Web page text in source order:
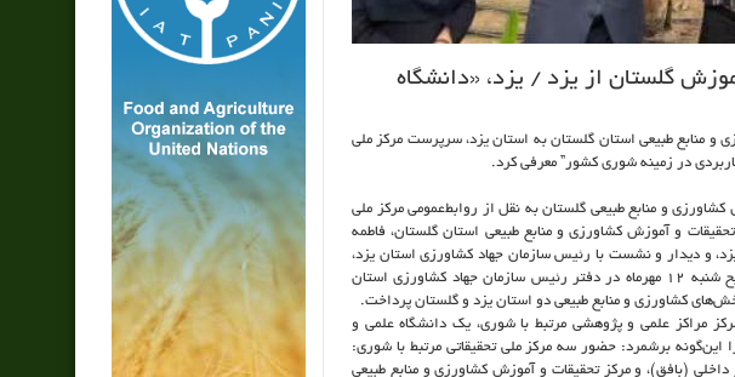
گلستان از یزد / یزد، «دانشگاه
منابع طبیعی استان گلستان به استان یزد، سرپرست مرکز ملی
در زمینه شوری کشور” معرفی کرد.
و منابع طبیعی گلستان به نقل از روابط‌عمومی مرکز ملی
و آموزش کشاورزی و منابع طبیعی استان گلستان، فاطمه
و دیدار و نشست با رئیس سازمان جهاد کشاورزی استان یزد،
محمدحسن رحیمیان سرپرست مرکز ملی تحقیقات شوری که صبح شنبه ۱۲ مهرماه در دفتر رئیس سازمان جهاد کشاورزی استان
کشاورزی و منابع طبیعی دو استان یزد و گلستان پرداخت.
مراکز علمی و پژوهشی مرتبط با شوری، یک دانشگاه علمی و
این‌گونه برشمرد: حضور سه مرکز ملی تحقیقاتی مرتبط با شوری:
(بافق)، و مرکز تحقیقات و آموزش کشاورزی و منابع طبیعی